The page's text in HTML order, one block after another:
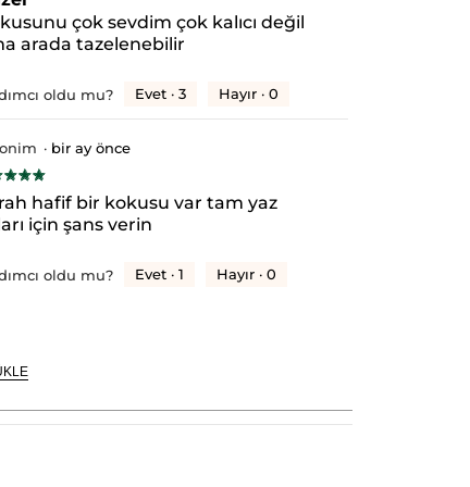
çok sevdim çok kalıcı değil
arada tazelenebilir
oldu mu? Evet · 3 Hayır · 0
· bir ay önce
hafif bir kokusu var tam yaz
için şans verin
oldu mu? Evet · 1 Hayır · 0